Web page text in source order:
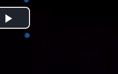
Play